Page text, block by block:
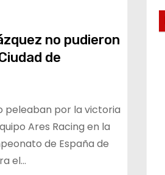
no pudieron
de
peleaban por la victoria
Ares Racing en la
de España de
el…